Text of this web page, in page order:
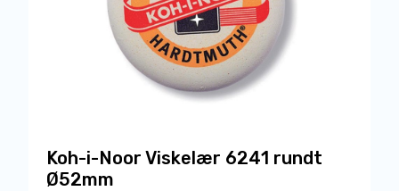
Koh-i-Noor Viskelær 6241 rundt
Ø52mm